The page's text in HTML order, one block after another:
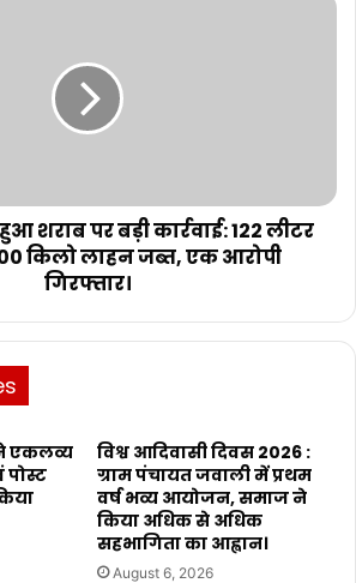
शराब पर बड़ी कार्रवाई: 122 लीटर
किलो लाहन जब्त, एक आरोपी
गिरफ्तार।
एकलव्य
पोस्ट
विश्व आदिवासी दिवस 2026 :
ग्राम पंचायत जवाली में प्रथम
वर्ष भव्य आयोजन, समाज ने
किया अधिक से अधिक
सहभागिता का आह्वान।
August 6, 2026